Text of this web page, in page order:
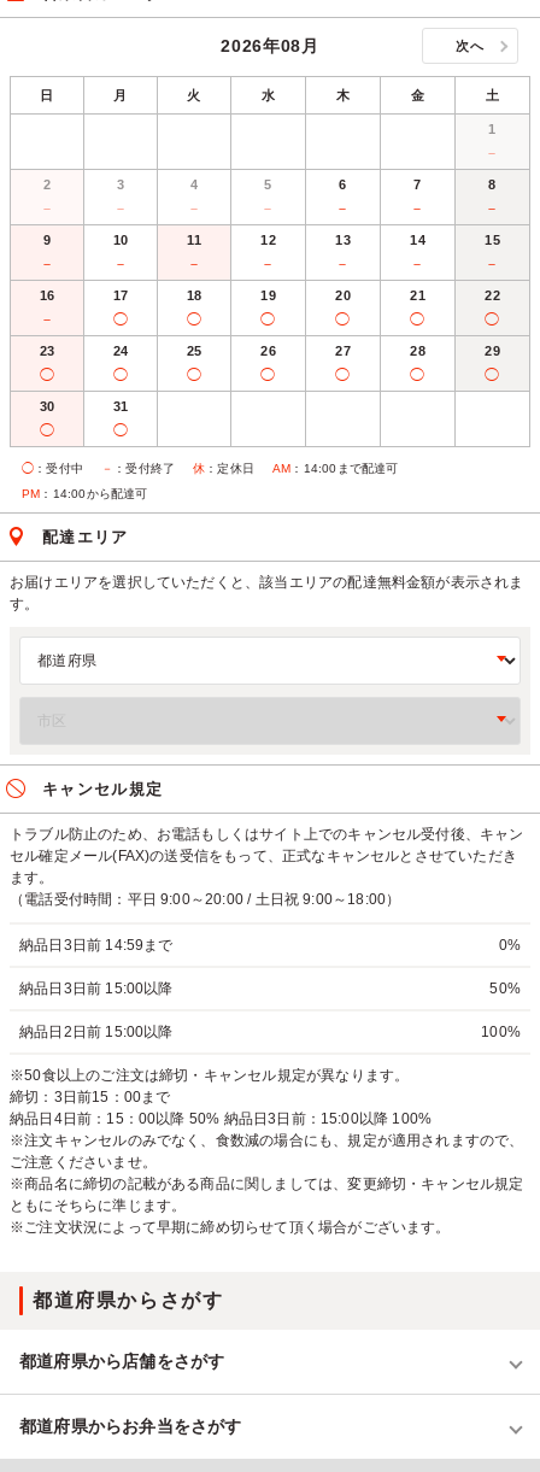
2026年08月 次へ
日 月 火 水 木 金 土
1
－
2
－
3
－
4
－
5
－
6
－
7
－
8
－
9
－
10
－
11
－
12
－
13
－
14
－
15
－
16
－
17
◯
18
◯
19
◯
20
◯
21
◯
22
◯
23
◯
24
◯
25
◯
26
◯
27
◯
28
◯
29
◯
30
◯
31
◯
◯ ：受付中 － ：受付終了 休 ：定休日 AM ：14:00まで配達可
PM ：14:00から配達可
配達エリア
お届けエリアを選択していただくと、該当エリアの配達無料金額が表示されま
す。
キャンセル規定
トラブル防止のため、お電話もしくはサイト上でのキャンセル受付後、キャン
セル確定メール(FAX)の送受信をもって、正式なキャンセルとさせていただき
ます。
（電話受付時間：平日 9:00～20:00 / 土日祝 9:00～18:00）
納品日3日前 14:59まで 0%
納品日3日前 15:00以降 50%
納品日2日前 15:00以降 100%
※50食以上のご注文は締切・キャンセル規定が異なります。
締切：3日前15：00まで
納品日4日前：15：00以降 50% 納品日3日前：15:00以降 100%
※注文キャンセルのみでなく、食数減の場合にも、規定が適用されますので、
ご注意くださいませ。
※商品名に締切の記載がある商品に関しましては、変更締切・キャンセル規定
ともにそちらに準じます。
※ご注文状況によって早期に締め切らせて頂く場合がございます。
都道府県からさがす
都道府県から店舗をさがす
都道府県からお弁当をさがす